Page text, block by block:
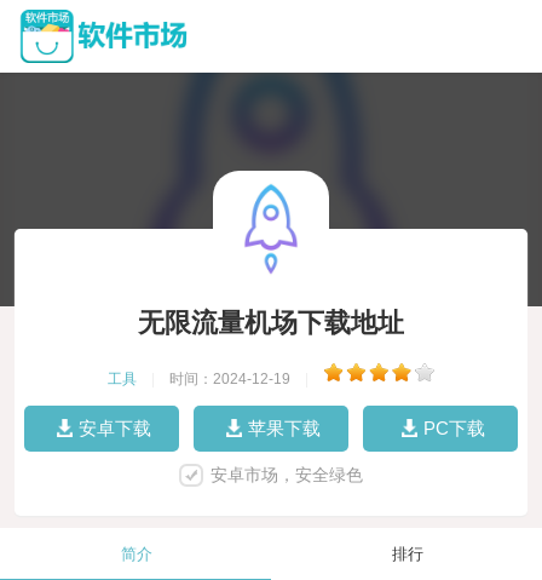
无限流量机场下载地址
工具 时间：2024-12-19
安卓下载 苹果下载 PC下载
安卓市场，安全绿色
简介 排行